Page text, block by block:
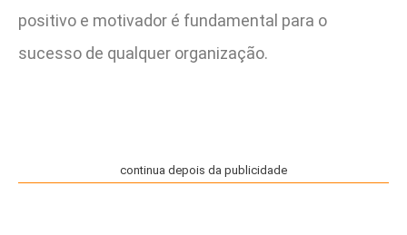
positivo e motivador é fundamental para o
sucesso de qualquer organização.
continua depois da publicidade